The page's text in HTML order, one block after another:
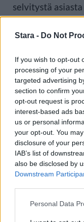
Stara - Do Not
If you wish to opt-out
processing of your
targeted advertising
section to confirm
opt-out request is
interest-based ads
us or personal
your opt-out. You
disclosure of your
IAB’s list of
also be disclosed by
Downstream
Personal Data
selvitystä
Kadonneet ja
Amy Eskridge–
tutkineen
vuonna 2022.
aiheutettu
Michael David
muassa DART-